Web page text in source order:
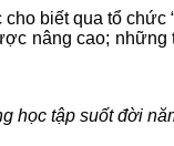
biết qua tổ
nâng cao;
học tập suốt đời